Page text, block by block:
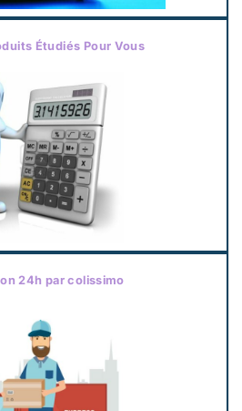
Étudiés Pour Vous
24h par colissimo